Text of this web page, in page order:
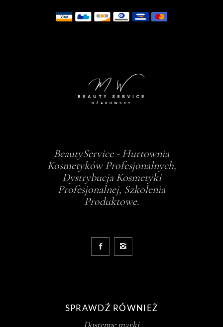
BeautyService - Hurtownia
Kosmetyków Profesjonalnych,
Dystrybucja Kosmetyki
Profesjonalnej, Szkolenia
Produktowe.
SPRAWDŹ RÓWNIEŻ
Dostępne marki